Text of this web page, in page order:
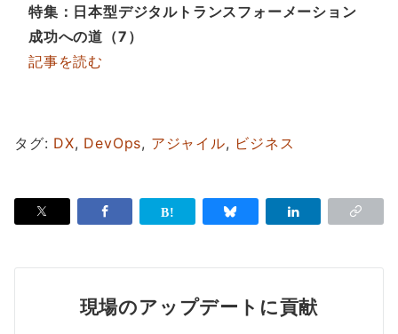
特集：日本型デジタルトランスフォーメーション
成功への道（7）
記事を読む
タグ: DX, DevOps, アジャイル, ビジネス
現場のアップデートに貢献